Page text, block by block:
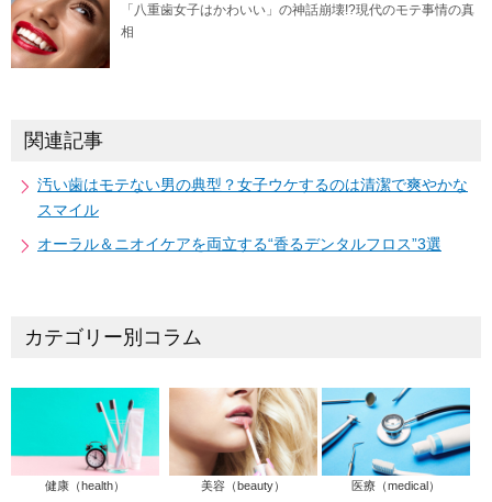
「八重歯女子はかわいい」の神話崩壊!?現代のモテ事情の真
相
関連記事
汚い歯はモテない男の典型？女子ウケするのは清潔で爽やかな
スマイル
オーラル＆ニオイケアを両立する“香るデンタルフロス”3選
カテゴリー別コラム
健康（health） 美容（beauty） 医療（medical）